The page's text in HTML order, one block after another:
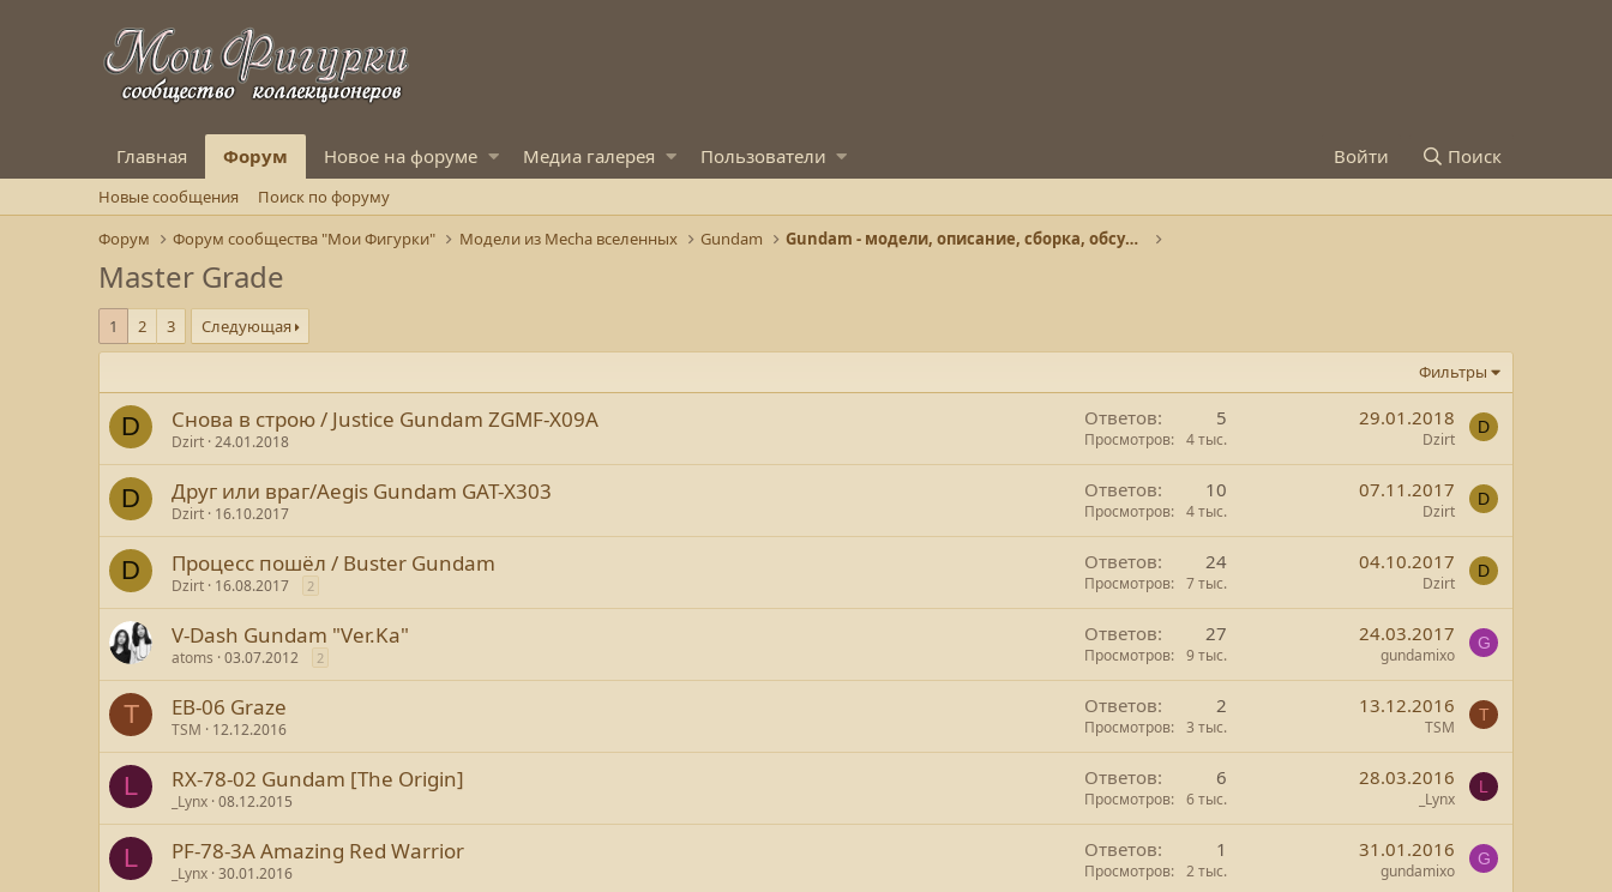
Главная Форум Новое на форуме Медиа галерея Пользователи Войти Поиск
Новые сообщения
Поиск по форуму
Форум
Форум сообщества "Мои Фигурки" Модели из Mecha вселенных Gundam Gundam - модели, описание, сборка, обсуждение
Master Grade
1 2 3 Следующая
Фильтры
D Снова в строю / Justice Gundam ZGMF-X09A
Dzirt 24.01.2018
Ответов 5
Просмотров 4 тыс.
29.01.2018
Dzirt
D
D Друг или враг/Aegis Gundam GAT-X303
Dzirt 16.10.2017
Ответов 10
Просмотров 4 тыс.
07.11.2017
Dzirt
D
D Процесс пошёл / Buster Gundam
Dzirt 16.08.2017 2
Ответов 24
Просмотров 7 тыс.
04.10.2017
Dzirt
D
V-Dash Gundam "Ver.Ka"
atoms 03.07.2012 2
Ответов 27
Просмотров 9 тыс.
24.03.2017
gundamixo
G
T EB-06 Graze
TSM 12.12.2016
Ответов 2
Просмотров 3 тыс.
13.12.2016
TSM
T
L RX-78-02 Gundam [The Origin]
_Lynx 08.12.2015
Ответов 6
Просмотров 6 тыс.
28.03.2016
_Lynx
L
L PF-78-3A Amazing Red Warrior
_Lynx 30.01.2016
Ответов 1
Просмотров 2 тыс.
31.01.2016
gundamixo
G